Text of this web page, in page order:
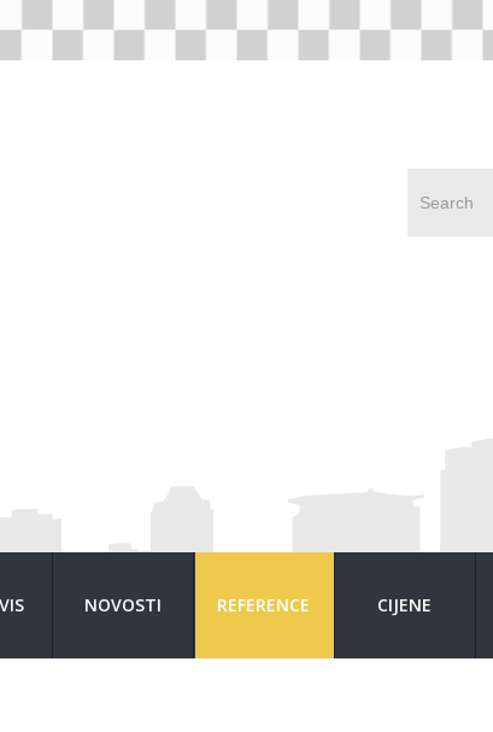
NOVOSTI REFERENCE CIJENE